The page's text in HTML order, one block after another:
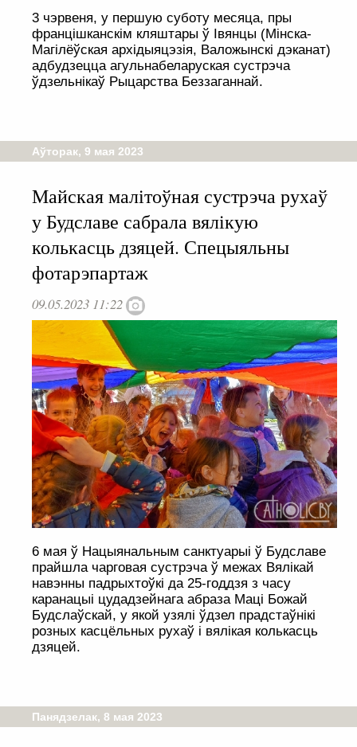
3 чэрвеня, у першую суботу месяца, пры
францішканскім кляштары ў Івянцы (Мінска-
Магілёўская архідыяцэзія, Валожынскі дэканат)
адбудзецца агульнабеларуская сустрэча
ўдзельнікаў Рыцарства Беззаганнай.
Аўторак, 9 мая 2023
Майская малітоўная сустрэча рухаў
у Будславе сабрала вялікую
колькасць дзяцей. Спецыяльны
фотарэпартаж
09.05.2023 11:22
6 мая ў Нацыянальным санктуарыі ў Будславе
прайшла чарговая сустрэча ў межах Вялікай
навэнны падрыхтоўкі да 25-годдзя з часу
каранацыі цудадзейнага абраза Маці Божай
Будслаўскай, у якой узялі ўдзел прадстаўнікі
розных касцёльных рухаў і вялікая колькасць
дзяцей.
Панядзелак, 8 мая 2023